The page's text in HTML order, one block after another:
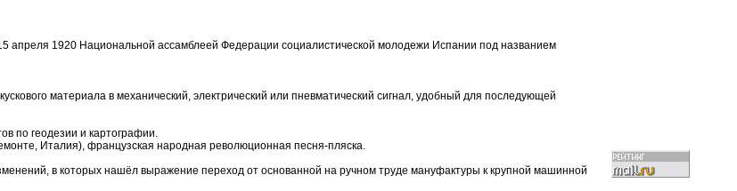
апреля 1920 Национальной ассамблеей Федерации социалистической молодежи Испании под названием
материала в механический, электрический или пневматический сигнал, удобный для последующей
по геодезии и картографии.
Италия), французская народная революционная песня-пляска.
в которых нашёл выражение переход от основанной на ручном труде мануфактуры к крупной машинной